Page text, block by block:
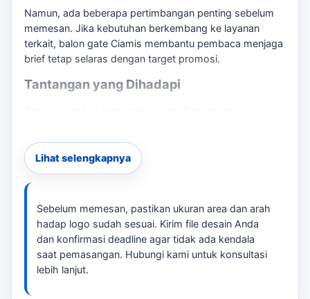
Namun, ada beberapa pertimbangan penting sebelum
memesan. Jika kebutuhan berkembang ke layanan
terkait, balon gate Ciamis membantu pembaca menjaga
brief tetap selaras dengan target promosi.
Tantangan yang Dihadapi
sponsor terlihat jelas. Jika salah memilih, bisa jadi
peserta tidak dapat melihat informasi penting di event
Anda. Oleh karena itu, penting untuk melakukan
konsultasi sebelum memesan. Jika kebutuhan
berkembang ke layanan terkait,
sewa balon gapura
Ciamis
membantu pembaca menjaga brief tetap selaras
dengan target promosi.
Solusi Praktis
tersedia balon gate dengan desain custom sesuai brief
Lihat selengkapnya
Sebelum memesan, pastikan ukuran area dan arah
hadap logo sudah sesuai. Kirim file desain Anda
dan konfirmasi deadline agar tidak ada kendala
saat pemasangan. Hubungi kami untuk konsultasi
lebih lanjut.